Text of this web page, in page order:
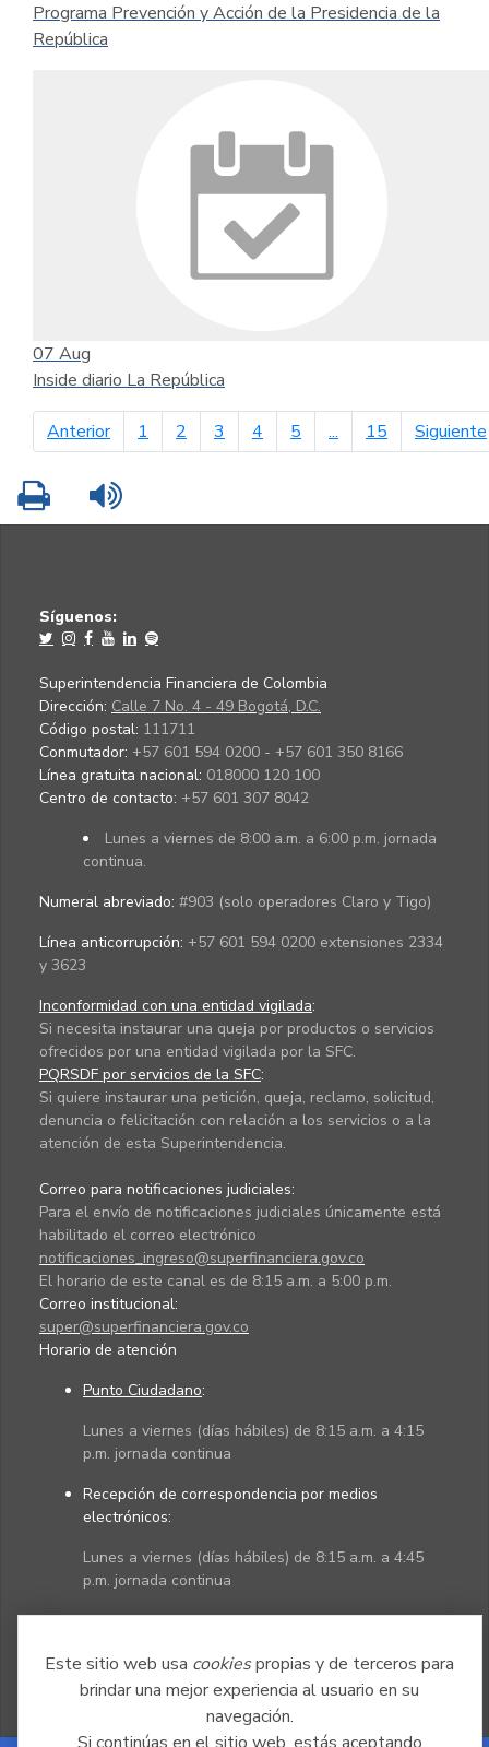
Este sitio web usa cookiespropias y de terceros para
brindar una mejor experiencia al usuario en su
navegación.
Programa Prevención y Acción de la Presidencia de la
República
07 Aug
Inside diario La República
Anteriorpágina anterior
1 2 3 4 5 ... 15 Siguiente
Imprimir
Síguenos:
Superintendencia Financiera de Colombia
Dirección: Calle 7 No. 4 - 49 Bogotá, D.C.
Código postal: 111711
Conmutador: +57 601 594 0200 - +57 601 350 8166
Línea gratuita nacional: 018000 120 100
Centro de contacto: +57 601 307 8042
Lunes a viernes de 8:00 a.m. a 6:00 p.m. jornada
continua.
Numeral abreviado: #903 (solo operadores Claro y Tigo)
Línea anticorrupción: +57 601 594 0200 extensiones 2334
y 3623
Inconformidad con una entidad vigilada:
Si necesita instaurar una queja por productos o servicios
ofrecidos por una entidad vigilada por la SFC.
PQRSDF por servicios de la SFC:
Si quiere instaurar una petición, queja, reclamo, solicitud,
denuncia o felicitación con relación a los servicios o a la
atención de esta Superintendencia.
Correo para notificaciones judiciales:
Para el envío de notificaciones judiciales únicamente está
habilitado el correo electrónico
notificaciones_ingreso@superfinanciera.gov.co
El horario de este canal es de 8:15 a.m. a 5:00 p.m.
Correo institucional:
super@superfinanciera.gov.co
Horario de atención
Punto Ciudadano:
Lunes a viernes (días hábiles) de 8:15 a.m. a 4:15
p.m. jornada continua
Recepción de correspondencia por medios
electrónicos:
Lunes a viernes (días hábiles) de 8:15 a.m. a 4:45
p.m. jornada continua